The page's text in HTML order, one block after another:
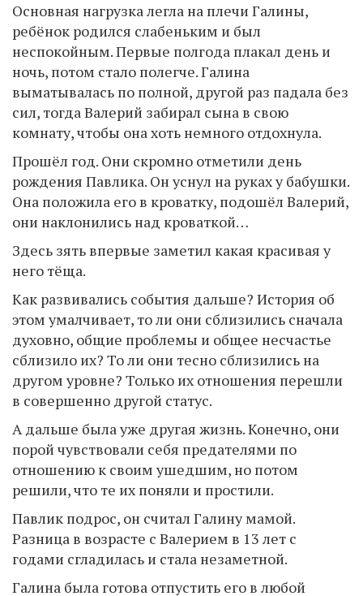
Основная нагрузка легла на плечи Галины,
ребёнок родился слабеньким и был
неспокойным. Первые полгода плакал день и
ночь, потом стало полегче. Галина
выматывалась по полной, другой раз падала без
сил, тогда Валерий забирал сына в свою
комнату, чтобы она хоть немного отдохнула.
Прошёл год. Они скромно отметили день
рождения Павлика. Он уснул на руках у бабушки.
Она положила его в кроватку, подошёл Валерий,
они наклонились над кроваткой…
Здесь зять впервые заметил какая красивая у
него тёща.
Как развивались события дальше? История об
этом умалчивает, то ли они сблизились сначала
духовно, общие проблемы и общее несчастье
сблизило их? То ли они тесно сблизились на
другом уровне? Только их отношения перешли
в совершенно другой статус.
А дальше была уже другая жизнь. Конечно, они
порой чувствовали себя предателями по
отношению к своим ушедшим, но потом
решили, что те их поняли и простили.
Павлик подрос, он считал Галину мамой.
Разница в возрасте с Валерием в 13 лет с
годами сгладилась и стала незаметной.
Галина была готова отпустить его в любой